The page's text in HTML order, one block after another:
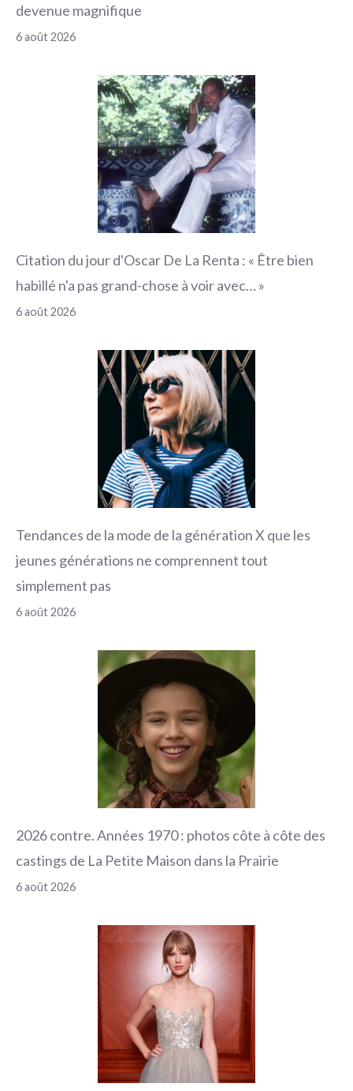
devenue magnifique
6 août 2026
Citation du jour d'Oscar De La Renta : « Être bien
habillé n'a pas grand-chose à voir avec… »
6 août 2026
Tendances de la mode de la génération X que les
jeunes générations ne comprennent tout
simplement pas
6 août 2026
2026 contre. Années 1970 : photos côte à côte des
castings de La Petite Maison dans la Prairie
6 août 2026